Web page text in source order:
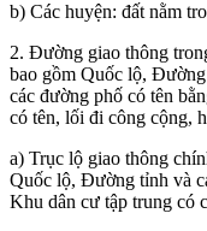
b) Các huyện: đất nằm
2. Đường giao thông
bao gồm Quốc lộ,
các đường phố có tên
có tên, lối đi công cộng,
a) Trục lộ giao thông
Quốc lộ, Đường tỉnh và
Khu dân cư tập trung có